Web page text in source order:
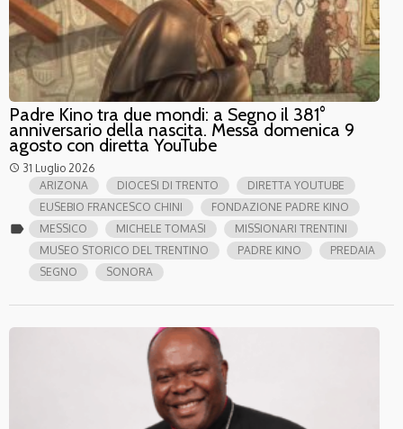
Padre Kino tra due mondi: a Segno il 381°
anniversario della nascita. Messa domenica 9
agosto con diretta YouTube
access_time 31 Luglio 2026
label
ARIZONA DIOCESI DI TRENTO
DIRETTA YOUTUBE
EUSEBIO FRANCESCO CHINI
FONDAZIONE PADRE KINO
MESSICO
MICHELE TOMASI
MISSIONARI TRENTINI
MUSEO STORICO DEL TRENTINO
PADRE KINO
PREDAIA
SEGNO
SONORA